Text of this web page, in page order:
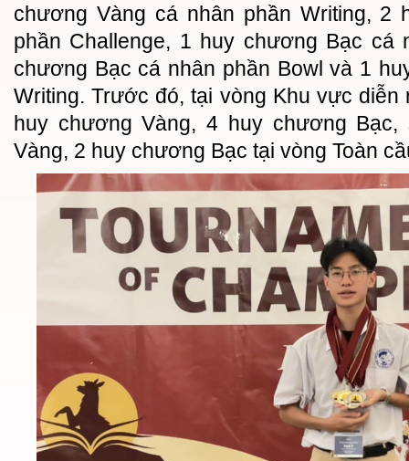
chương Vàng cá nhân phần Writing, 2
phần Challenge, 1 huy chương Bạc cá
chương Bạc cá nhân phần Bowl và 1
Writing. Trước đó, tại vòng Khu vực
huy chương Vàng, 4 huy chương
Vàng, 2 huy chương Bạc tại vòng Toàn